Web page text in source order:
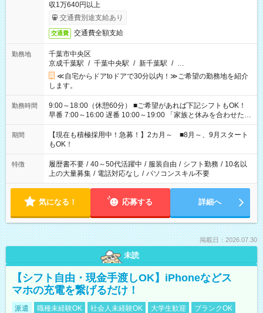
収1万640円以上
交通費別途支給あり
交通費 交通費全額支給
勤務地
千葉市中央区
京成千葉駅 / 千葉中央駅 / 新千葉駅 / …
≪自宅からドアtoドアで30分以内！≫ご希望の勤務地を紹介
します。
勤務時間
9:00～18:00（休憩60分） ■ご希望があれば下記シフトもOK！
早番 7:00～16:00 遅番 10:00～19:00 「家族と休みを合わせた
い」 「余裕を持って夕飯の準備がしたい」 「できれば残業はし
たくない」 など、ご希望を教えてくださいね。 ※Wワーク希望
の方へ 今ご覧のお仕事で希望する勤務時間と、もう1つのお仕事
の勤務時間。 合計で週40時間を超える場合は応募できません。
期間
【現在も積極採用中！急募！】2カ月～ ■8月～、9月スタート
もOK！
特徴 履歴書不要 / 40～50代活躍中 / 服装自由 / シフト勤務 / 10名以
上の大量募集 / 電話対応なし / パソコンスキル不要
気になる！ 応募する 詳細へ
掲載日：2026.07.30
未読
【シフト自由・現金手渡しOK】iPhoneなどス
マホの充電を繋げるだけ！
派遣 職種未経験OK 社会人未経験OK 大学生歓迎
ブランクOK